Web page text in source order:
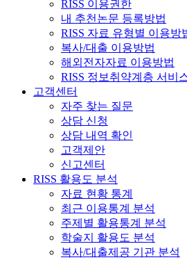
RISS 이용권한
내 추천논문 등록방법
RISS 자료 유형별 이용방
복사/대출 이용방법
해외전자자료 이용방법
RISS 정보취약계층 서비
고객센터
자주 찾는 질문
상담 신청
상담 내역 확인
고객제안
신고센터
RISS 활용도 분석
자료 현황 통계
최근 이용통계 분석
주제별 활용통계 분석
학술지 활용도 분석
복사/대출제공 기관 분석